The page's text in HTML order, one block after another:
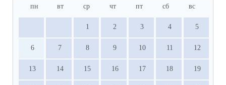
пн вт ср чт пт сб вс
1 2 3 4 5
6 7 8 9 10 11 12
13 14 15 16 17 18 19